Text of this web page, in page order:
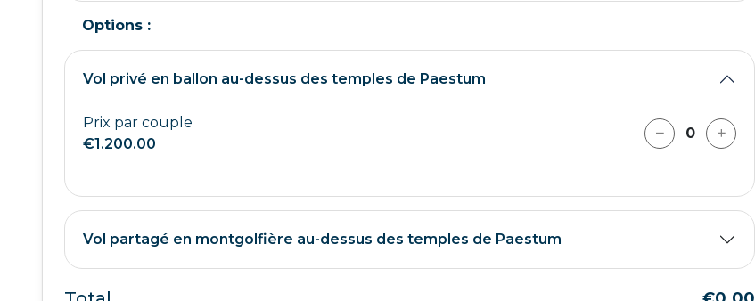
Options :
Vol privé en ballon au-dessus des temples de Paestum
Prix par couple
€1.200.00
Vol partagé en montgolfière au-dessus des temples de Paestum